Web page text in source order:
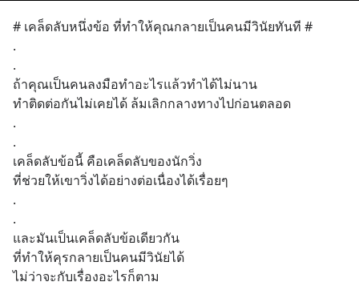
# เคล็ดลับหนึ่งข้อ ที่ทำให้คุณกลายเป็นคนมีวินัยทันที #
.
.
ถ้าคุณเป็นคนลงมือทำอะไรแล้วทำได้ไม่นาน
ทำติดต่อกันไม่เคยได้ ล้มเลิกกลางทางไปก่อนตลอด
.
.
เคล็ดลับข้อนี้ คือเคล็ดลับของนักวิ่ง
ที่ช่วยให้เขาวิ่งได้อย่างต่อเนื่องได้เรื่อยๆ
.
.
และมันเป็นเคล็ดลับข้อเดียวกัน
ที่ทำให้คุรกลายเป็นคนมีวินัยได้
ไม่ว่าจะกับเรื่องอะไรก็ตาม